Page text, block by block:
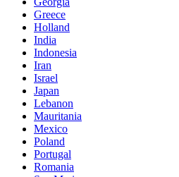
Greece
Holland
India
Indonesia
Iran
Israel
Japan
Lebanon
Mauritania
Mexico
Poland
Portugal
Romania